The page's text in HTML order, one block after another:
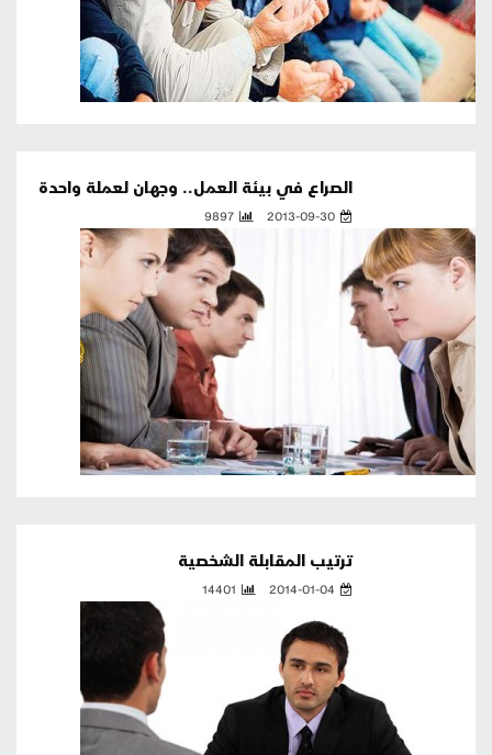
الصراع في بيئة العمل.. وجهان لعملة واحدة
2013-09-30
9897
ترتيب المقابلة الشخصية
2014-01-04
14401